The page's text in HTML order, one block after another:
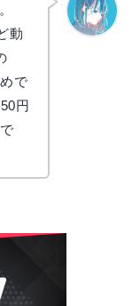
動
で
円